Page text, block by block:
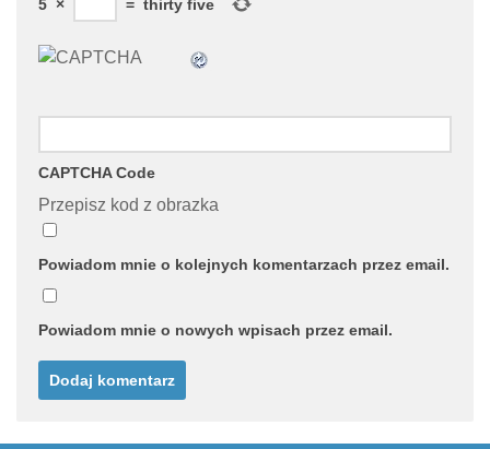
5 × = thirty five
CAPTCHA Code
Przepisz kod z obrazka
Powiadom mnie o kolejnych komentarzach przez email.
Powiadom mnie o nowych wpisach przez email.